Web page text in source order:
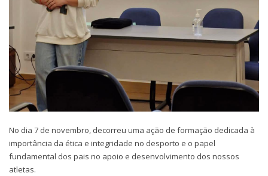
No dia 7 de novembro, decorreu uma ação de formação dedicada à
importância da ética e integridade no desporto e o papel
fundamental dos pais no apoio e desenvolvimento dos nossos
atletas.